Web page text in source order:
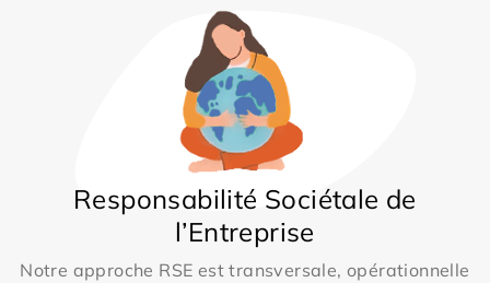
Responsabilité Sociétale de
l’Entreprise
Notre approche RSE est transversale, opérationnelle